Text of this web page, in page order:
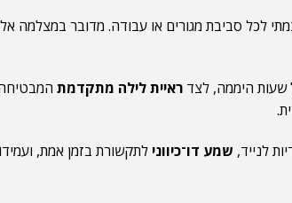
לכל סביבת מגורים או עבודה. מדובר במצלמה
שעות היממה, לצד ראיית לילה מתקדמת
לנייד, שמע דו־כיווני לתקשורת בזמן אמת,